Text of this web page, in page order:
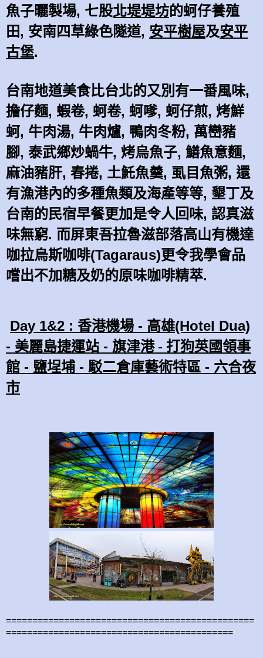
魚子曬製場, 七股北堤堤坊的蚵仔養殖
田, 安南四草綠色隧道, 安平樹屋及安平
古堡.
台南地道美食比台北的又別有一番風味,
擔仔麵, 蝦卷, 蚵卷, 蚵嗲, 蚵仔煎, 烤鮮
蚵, 牛肉湯, 牛肉爐, 鴨肉冬粉, 萬巒豬
腳, 泰武鄉炒蝸牛, 烤烏魚子, 鱔魚意麵,
麻油豬肝, 春捲, 土魠魚羹, 虱目魚粥, 還
有漁港內的多種魚類及海產等等, 墾丁及
台南的民宿早餐更加是令人回味, 認真滋
味無窮. 而屏東吾拉魯滋部落高山有機達
咖拉烏斯咖啡(Tagaraus)更令我學會品
嚐出不加糖及奶的原味咖啡精萃.
Day 1&2 : 香港機場 - 高雄(Hotel Dua)
- 美麗島捷運站 - 旗津港 - 打狗英國領事
館 - 鹽埕埔 - 駁二倉庫藝術特區 - 六合夜
市
===============================================
===========================================